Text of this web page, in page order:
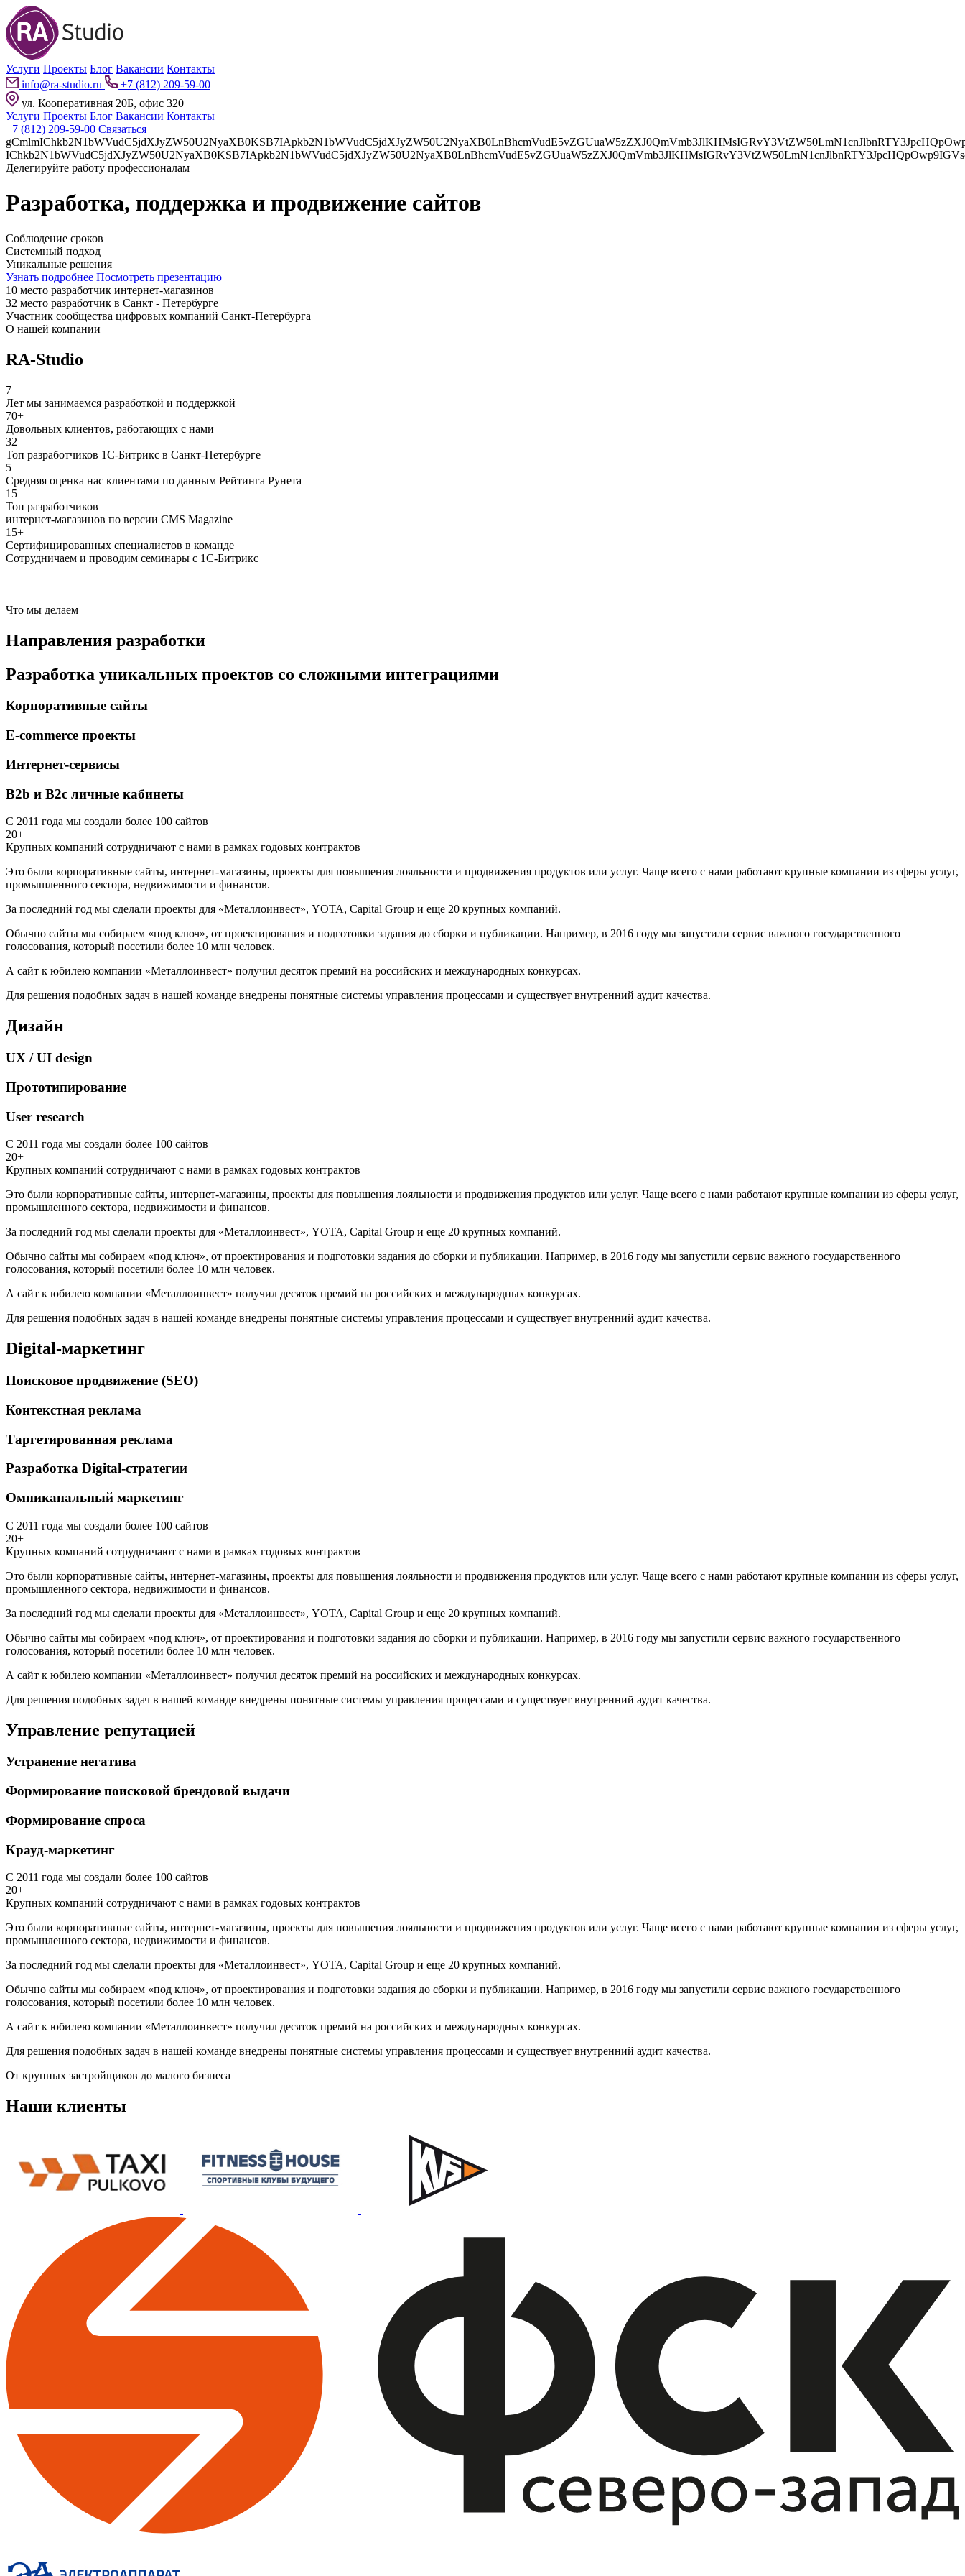
Услуги Проекты Блог Вакансии Контакты
info@ra-studio.ru
+7 (812) 209-59-00
ул. Кооперативная 20Б, офис 320
Услуги Проекты Блог Вакансии Контакты
+7 (812) 209-59-00 Связаться
gCmlmIChkb2N1bWVudC5jdXJyZW50U2NyaXB0KSB7IApkb2N1bWVudC5jdXJyZW50U2NyaXB0LnBhcmVudE5vZGUuaW5zZXJ0QmVmb3JlKHMsIGRvY3VtZW50LmN1cnJlbnRTY3JpcHQpOwp9IGVsc2UgewpkLmdldEVsZW1lbnRzQnlUYWdOYW1lKCdoZWFkJylbMF0uYXBwZW5kQ2hpbGQocyk7Cn0=">
Делегируйте работу профессионалам
Разработка, поддержка и продвижение сайтов
Соблюдение сроков
Системный подход
Уникальные решения
Узнать подробнее Посмотреть презентацию
10 место разработчик интернет-магазинов
32 место разработчик в Санкт - Петербурге
Участник сообщества цифровых компаний Санкт-Петербурга
О нашей компании
RA-Studio
7
Лет мы занимаемся разработкой и поддержкой
70+
Довольных клиентов, работающих с нами
32
Топ разработчиков 1С-Битрикс в Санкт-Петербурге
5
Средняя оценка нас клиентами по данным Рейтинга Рунета
15
Топ разработчиков
интернет-магазинов по версии CMS Magazine
15+
Сертифицированных специалистов в команде
Сотрудничаем и проводим семинары с 1С-Битрикс
Что мы делаем
Направления разработки
Разработка уникальных проектов со сложными интеграциями
Корпоративные сайты
E-commerce проекты
Интернет-сервисы
B2b и B2c личные кабинеты
С 2011 года мы создали более 100 сайтов
20+
Крупных компаний сотрудничают с нами в рамках годовых контрактов
Это были корпоративные сайты, интернет-магазины, проекты для повышения лояльности и продвижения продуктов или услуг. Чаще всего с нами работают крупные компании из сферы услуг,
промышленного сектора, недвижимости и финансов.
За последний год мы сделали проекты для «Металлоинвест», YOTA, Capital Group и еще 20 крупных компаний.
Обычно сайты мы собираем «под ключ», от проектирования и подготовки задания до сборки и публикации. Например, в 2016 году мы запустили сервис важного государственного
голосования, который посетили более 10 млн человек.
А сайт к юбилею компании «Металлоинвест» получил десяток премий на российских и международных конкурсах.
Для решения подобных задач в нашей команде внедрены понятные системы управления процессами и существует внутренний аудит качества.
Дизайн
UX / UI design
Прототипирование
User research
С 2011 года мы создали более 100 сайтов
20+
Крупных компаний сотрудничают с нами в рамках годовых контрактов
Это были корпоративные сайты, интернет-магазины, проекты для повышения лояльности и продвижения продуктов или услуг. Чаще всего с нами работают крупные компании из сферы услуг,
промышленного сектора, недвижимости и финансов.
За последний год мы сделали проекты для «Металлоинвест», YOTA, Capital Group и еще 20 крупных компаний.
Обычно сайты мы собираем «под ключ», от проектирования и подготовки задания до сборки и публикации. Например, в 2016 году мы запустили сервис важного государственного
голосования, который посетили более 10 млн человек.
А сайт к юбилею компании «Металлоинвест» получил десяток премий на российских и международных конкурсах.
Для решения подобных задач в нашей команде внедрены понятные системы управления процессами и существует внутренний аудит качества.
Digital-маркетинг
Поисковое продвижение (SEO)
Контекстная реклама
Таргетированная реклама
Разработка Digital-стратегии
Омниканальный маркетинг
С 2011 года мы создали более 100 сайтов
20+
Крупных компаний сотрудничают с нами в рамках годовых контрактов
Это были корпоративные сайты, интернет-магазины, проекты для повышения лояльности и продвижения продуктов или услуг. Чаще всего с нами работают крупные компании из сферы услуг,
промышленного сектора, недвижимости и финансов.
За последний год мы сделали проекты для «Металлоинвест», YOTA, Capital Group и еще 20 крупных компаний.
Обычно сайты мы собираем «под ключ», от проектирования и подготовки задания до сборки и публикации. Например, в 2016 году мы запустили сервис важного государственного
голосования, который посетили более 10 млн человек.
А сайт к юбилею компании «Металлоинвест» получил десяток премий на российских и международных конкурсах.
Для решения подобных задач в нашей команде внедрены понятные системы управления процессами и существует внутренний аудит качества.
Управление репутацией
Устранение негатива
Формирование поисковой брендовой выдачи
Формирование спроса
Крауд-маркетинг
С 2011 года мы создали более 100 сайтов
20+
Крупных компаний сотрудничают с нами в рамках годовых контрактов
Это были корпоративные сайты, интернет-магазины, проекты для повышения лояльности и продвижения продуктов или услуг. Чаще всего с нами работают крупные компании из сферы услуг,
промышленного сектора, недвижимости и финансов.
За последний год мы сделали проекты для «Металлоинвест», YOTA, Capital Group и еще 20 крупных компаний.
Обычно сайты мы собираем «под ключ», от проектирования и подготовки задания до сборки и публикации. Например, в 2016 году мы запустили сервис важного государственного
голосования, который посетили более 10 млн человек.
А сайт к юбилею компании «Металлоинвест» получил десяток премий на российских и международных конкурсах.
Для решения подобных задач в нашей команде внедрены понятные системы управления процессами и существует внутренний аудит качества.
От крупных застройщиков до малого бизнеса
Наши клиенты